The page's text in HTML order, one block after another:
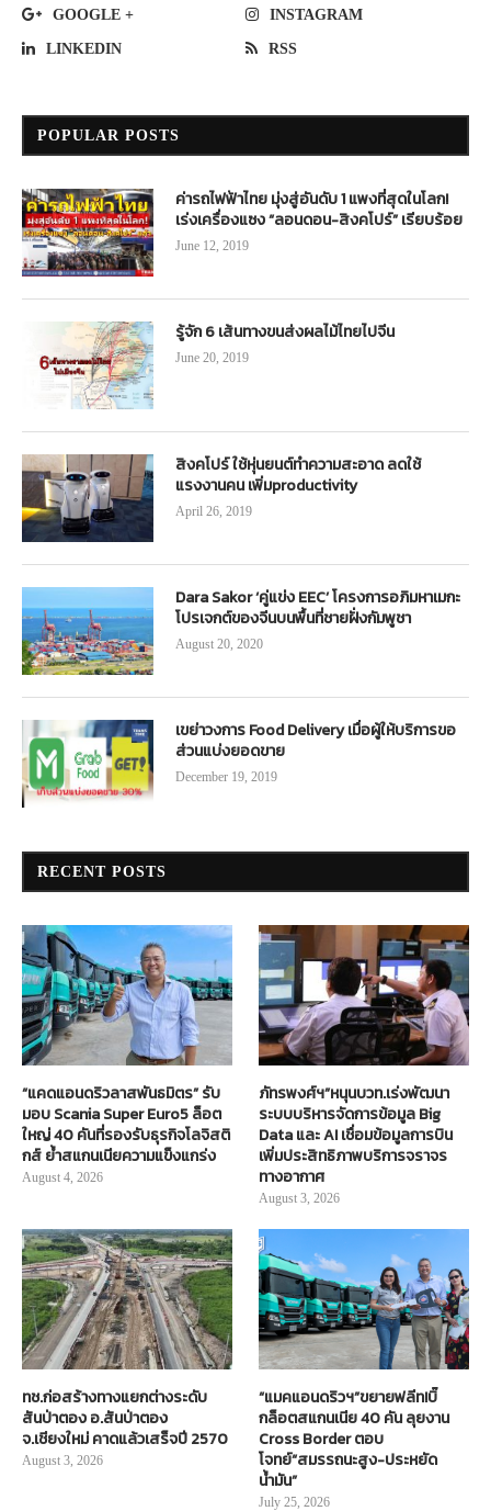
GOOGLE + INSTAGRAM
LINKEDIN RSS
POPULAR POSTS
ค่ารถไฟฟ้าไทย มุ่งสู่อันดับ 1 แพงที่สุดในโลก!
เร่งเครื่องแซง “ลอนดอน-สิงคโปร์” เรียบร้อย
June 12, 2019
รู้จัก 6 เส้นทางขนส่งผลไม้ไทยไปจีน
June 20, 2019
สิงคโปร์ ใช้หุ่นยนต์ทำความสะอาด ลดใช้
แรงงานคน เพิ่มproductivity
April 26, 2019
Dara Sakor ‘คู่แข่ง EEC’ โครงการอภิมหาเมกะ
โปรเจกต์ของจีนบนพื้นที่ชายฝั่งกัมพูชา
August 20, 2020
เขย่าวงการ Food Delivery เมื่อผู้ให้บริการขอ
ส่วนแบ่งยอดขาย
December 19, 2019
RECENT POSTS
“แคดแอนดริวลาสพันธมิตร” รับ
มอบ Scania Super Euro5 ล็อต
ใหญ่ 40 คันที่รองรับธุรกิจโลจิสติ
กส์ ย้ำสแกนเนียความแข็งแกร่ง
August 4, 2026
ภัทรพงศ์ฯ”หนุนบวท.เร่งพัฒนา
ระบบบริหารจัดการข้อมูล Big
Data และ AI เชื่อมข้อมูลการบิน
เพิ่มประสิทธิภาพบริการจราจร
ทางอากาศ
August 3, 2026
ทช.ก่อสร้างทางแยกต่างระดับ
สันป่าตอง อ.สันป่าตอง
จ.เชียงใหม่ คาดแล้วเสร็จปี 2570
August 3, 2026
“แมคแอนดริวฯ”ขยายฟลีท!บิ๊
กล็อตสแกนเนีย 40 คัน ลุยงาน
Cross Border ตอบ
โจทย์“สมรรถนะสูง-ประหยัด
น้ำมัน”
July 25, 2026